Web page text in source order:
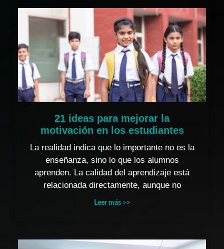
21 ideas para mejorar la
motivación en los estudiantes
La realidad indica que lo importante no es la
enseñanza, sino lo que los alumnos
aprenden. La calidad del aprendizaje está
relacionada directamente, aunque no
Leer más >>